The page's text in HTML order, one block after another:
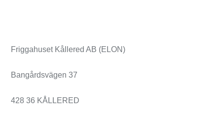
Friggahuset Kållered AB (ELON)
Bangårdsvägen 37
428 36 KÅLLERED